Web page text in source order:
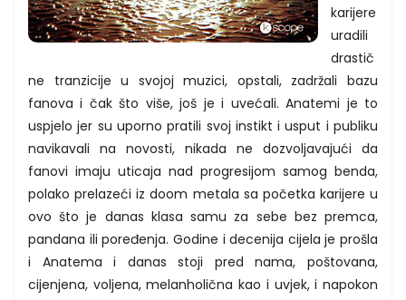
karijere
uradili
drastič
ne tranzicije u svojoj muzici, opstali, zadržali bazu
fanova i čak što više, još je i uvećali. Anatemi je to
uspjelo jer su uporno pratili svoj instikt i usput i publiku
navikavali na novosti, nikada ne dozvoljavajući da
fanovi imaju uticaja nad progresijom samog benda,
polako prelazeći iz doom metala sa početka karijere u
ovo što je danas klasa samu za sebe bez premca,
pandana ili poređenja. Godine i decenija cijela je prošla
i Anatema i danas stoji pred nama, poštovana,
cijenjena, voljena, melanholična kao i uvjek, i napokon